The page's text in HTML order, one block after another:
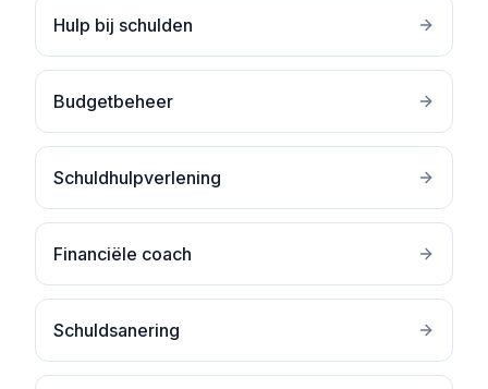
Hulp bij schulden
Budgetbeheer
Schuldhulpverlening
Financiële coach
Schuldsanering